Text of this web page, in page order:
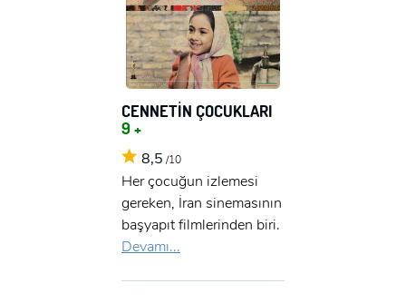
CENNETİN ÇOCUKLARI
9 +
8,5 /10
Her çocuğun izlemesi
gereken, İran sinemasının
başyapıt filmlerinden biri.
Devamı...